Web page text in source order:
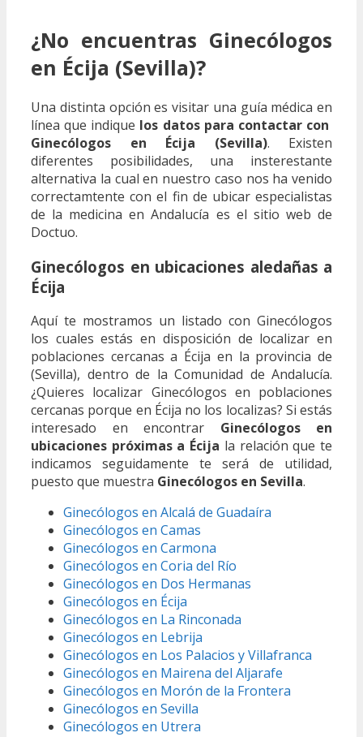
¿No encuentras Ginecólogos
en Écija (Sevilla)?
Una distinta opción es visitar una guía médica en
línea que indique los datos para contactar con
Ginecólogos en Écija (Sevilla). Existen
diferentes posibilidades, una insterestante
alternativa la cual en nuestro caso nos ha venido
correctamtente con el fin de ubicar especialistas
de la medicina en Andalucía es el sitio web de
Doctuo.
Ginecólogos en ubicaciones aledañas a
Écija
Aquí te mostramos un listado con Ginecólogos
los cuales estás en disposición de localizar en
poblaciones cercanas a Écija en la provincia de
(Sevilla), dentro de la Comunidad de Andalucía.
¿Quieres localizar Ginecólogos en poblaciones
cercanas porque en Écija no los localizas? Si estás
interesado en encontrar Ginecólogos en
ubicaciones próximas a Écija la relación que te
indicamos seguidamente te será de utilidad,
puesto que muestra Ginecólogos en Sevilla.
Ginecólogos en Alcalá de Guadaíra
Ginecólogos en Camas
Ginecólogos en Carmona
Ginecólogos en Coria del Río
Ginecólogos en Dos Hermanas
Ginecólogos en Écija
Ginecólogos en La Rinconada
Ginecólogos en Lebrija
Ginecólogos en Los Palacios y Villafranca
Ginecólogos en Mairena del Aljarafe
Ginecólogos en Morón de la Frontera
Ginecólogos en Sevilla
Ginecólogos en Utrera